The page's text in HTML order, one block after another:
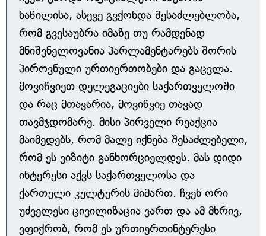
ნაწილისა, ასევე გვქონდა შესაძლებლობა,
რომ გვესაუბრა იმაზე თუ რამდენად
მნიშვნელოვანია პარლამენტარებს შორის
პიროვნული ურთიერთობები და გაცვლა.
მოვიწვიეთ დელეგაციები საქართველოში
და რაც მთავარია, მოვიწვიე თავად
თავმჯდომარე. მისი პირველი რეაქცია
მაიმედებს, რომ მალე იქნება შესაძლებელი,
რომ ეს ვიზიტი განხორციელდეს. მას დიდი
ინტერესი აქვს საქართველოსა და
ქართული კულტურის მიმართ. ჩვენ ორი
უძველესი ცივილიზაცია ვართ და ამ მხრივ,
ვფიქრობ, რომ ეს ურთიერთინტერესი